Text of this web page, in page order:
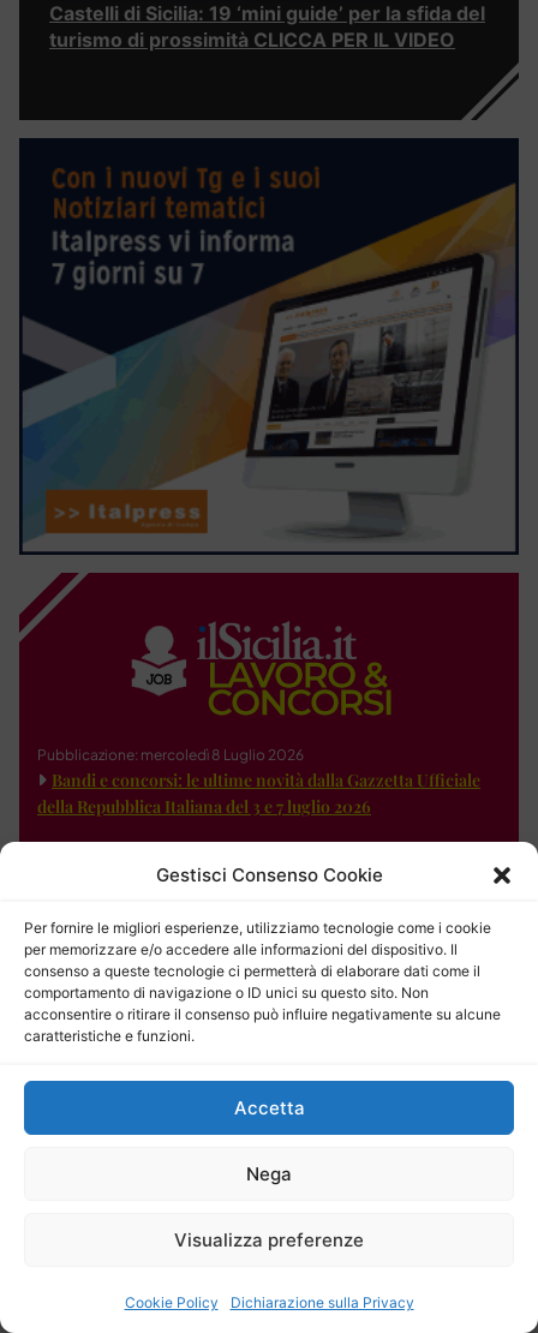
Gestisci Consenso Cookie
Per fornire le migliori esperienze, utilizziamo tecnologie come i cookie
per memorizzare e/o accedere alle informazioni del dispositivo. Il
consenso a queste tecnologie ci permetterà di elaborare dati come il
comportamento di navigazione o ID unici su questo sito. Non
acconsentire o ritirare il consenso può influire negativamente su alcune
caratteristiche e funzioni.
Accetta
Nega
Visualizza preferenze
Cookie Policy Dichiarazione sulla Privacy
Castelli di Sicilia: 19 ‘mini guide’ per la sfida del
turismo di prossimità CLICCA PER IL VIDEO
Pubblicazione: mercoledì 8 Luglio 2026
Bandi e concorsi: le ultime novità dalla Gazzetta Ufficiale
della Repubblica Italiana del 3 e 7 luglio 2026
Bandi e concorsi: ecco le ultime novità dalla Gazzetta
Pubblicazione: venerdì 26 Giugno 2026
Bandi e concorsi: le ultime novità dalla Gazzetta Ufficiale
della Repubblica Italiana del 23 giugno 2026